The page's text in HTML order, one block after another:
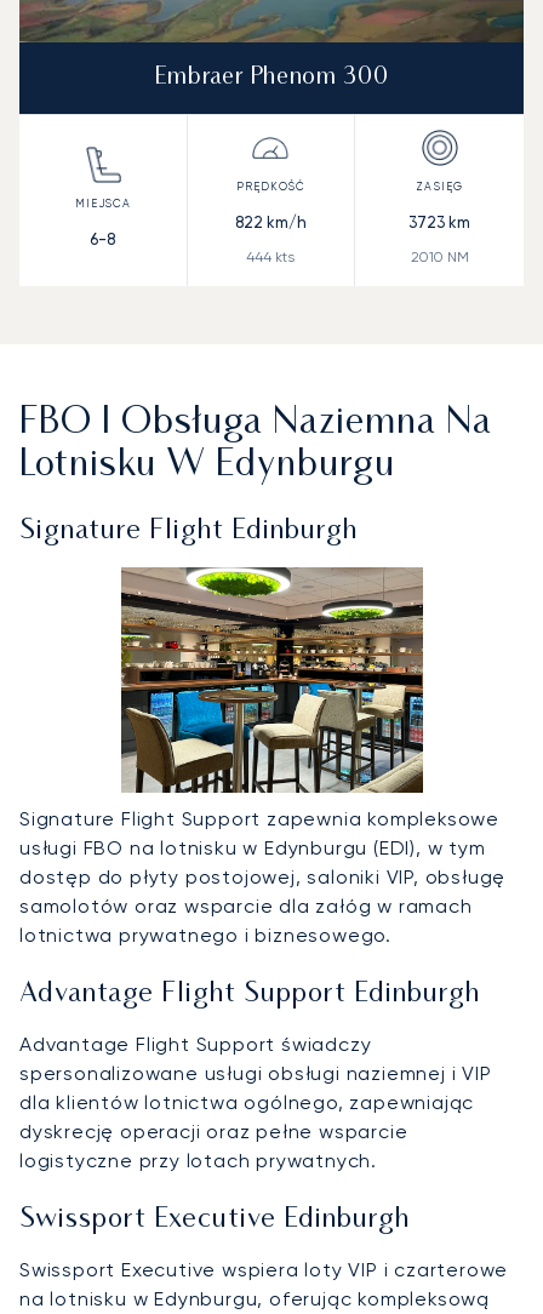
Embraer Phenom 300
6-8
822 km/h
444 kts
3723 km
2010 NM
FBO I Obsługa Naziemna Na
Lotnisku W Edynburgu
Signature Flight Edinburgh
Signature Flight Support zapewnia kompleksowe
usługi FBO na lotnisku w Edynburgu (EDI), w tym
dostęp do płyty postojowej, saloniki VIP, obsługę
samolotów oraz wsparcie dla załóg w ramach
lotnictwa prywatnego i biznesowego.
Advantage Flight Support Edinburgh
Advantage Flight Support świadczy
spersonalizowane usługi obsługi naziemnej i VIP
dla klientów lotnictwa ogólnego, zapewniając
dyskrecję operacji oraz pełne wsparcie
logistyczne przy lotach prywatnych.
Swissport Executive Edinburgh
Swissport Executive wspiera loty VIP i czarterowe
na lotnisku w Edynburgu, oferując kompleksową